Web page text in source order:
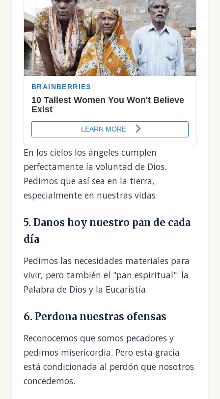
En los cielos los ángeles cumplen
perfectamente la voluntad de Dios.
Pedimos que así sea en la tierra,
especialmente en nuestras vidas.
5. Danos hoy nuestro pan de cada
día
Pedimos las necesidades materiales para
vivir, pero también el "pan espiritual": la
Palabra de Dios y la Eucaristía.
6. Perdona nuestras ofensas
Reconocemos que somos pecadores y
pedimos misericordia. Pero esta gracia
está condicionada al perdón que nosotros
concedemos.